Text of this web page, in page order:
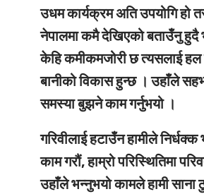
उधम कार्यक्रम अति उपयोगि हो
नेपालमा कमै देखिएको बताउँनु हुदै
केहि कमीकमजोरी छ त्यसलाई हल
बानीको विकास हुन्छ । उहाँले
समस्या बुझने काम गर्नुभयो ।
गरिवीलाई हटाउँन हामीले
काम गरौं, हाम्रो परिस्थितिमा
उहाँले भन्नुभयो कामले हामी साना